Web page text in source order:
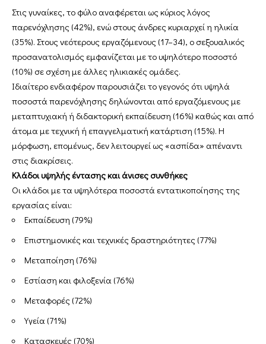
Στις γυναίκες, το φύλο αναφέρεται ως κύριος λόγος
παρενόχλησης (42%), ενώ στους άνδρες κυριαρχεί η ηλικία
(35%). Στους νεότερους εργαζόμενους (17–34), ο σεξουαλικός
προσανατολισμός εμφανίζεται με το υψηλότερο ποσοστό
(10%) σε σχέση με άλλες ηλικιακές ομάδες.
Ιδιαίτερο ενδιαφέρον παρουσιάζει το γεγονός ότι υψηλά
ποσοστά παρενόχλησης δηλώνονται από εργαζόμενους με
μεταπτυχιακή ή διδακτορική εκπαίδευση (16%) καθώς και από
άτομα με τεχνική ή επαγγελματική κατάρτιση (15%). Η
μόρφωση, επομένως, δεν λειτουργεί ως «ασπίδα» απέναντι
στις διακρίσεις.
Κλάδοι υψηλής έντασης και άνισες συνθήκες
Οι κλάδοι με τα υψηλότερα ποσοστά εντατικοποίησης της
εργασίας είναι:
Εκπαίδευση (79%)
Επιστημονικές και τεχνικές δραστηριότητες (77%)
Μεταποίηση (76%)
Εστίαση και φιλοξενία (76%)
Μεταφορές (72%)
Υγεία (71%)
Κατασκευές (70%)